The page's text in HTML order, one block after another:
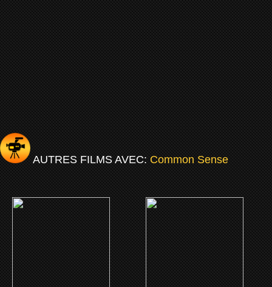
AUTRES FILMS AVEC:Common Sense
(2024)
Breathe
(2023)
Fool's Paradise